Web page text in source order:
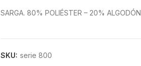
SARGA. 80% POLIÉSTER – 20% ALGODÓN
SKU: serie 800